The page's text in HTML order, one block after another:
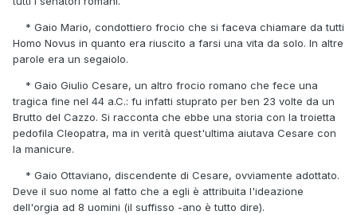
* Gaio Mario, condottiero frocio che si faceva chiamare da tutti
Homo Novus in quanto era riuscito a farsi una vita da solo. In altre
parole era un segaiolo.
* Gaio Giulio Cesare, un altro frocio romano che fece una
tragica fine nel 44 a.C.: fu infatti stuprato per ben 23 volte da un
Brutto del Cazzo. Si racconta che ebbe una storia con la troietta
pedofila Cleopatra, ma in verità quest'ultima aiutava Cesare con
la manicure.
* Gaio Ottaviano, discendente di Cesare, ovviamente adottato.
Deve il suo nome al fatto che a egli è attribuita l'ideazione
dell'orgia ad 8 uomini (il suffisso -ano è tutto dire).